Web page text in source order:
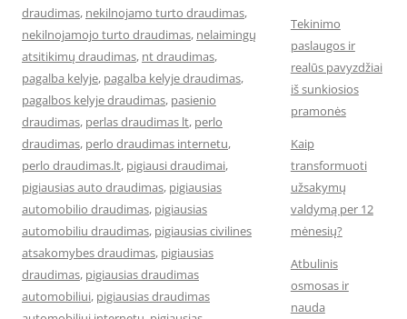
draudimas, nekilnojamo turto draudimas,
nekilnojamojo turto draudimas, nelaimingų
atsitikimų draudimas, nt draudimas,
pagalba kelyje, pagalba kelyje draudimas,
pagalbos kelyje draudimas, pasienio
draudimas, perlas draudimas lt, perlo
draudimas, perlo draudimas internetu,
perlo draudimas.lt, pigiausi draudimai,
pigiausias auto draudimas, pigiausias
automobilio draudimas, pigiausias
automobiliu draudimas, pigiausias civilines
atsakomybes draudimas, pigiausias
draudimas, pigiausias draudimas
automobiliui, pigiausias draudimas
Tekinimo
paslaugos ir
realūs pavyzdžiai
iš sunkiosios
pramonės
Kaip
transformuoti
užsakymų
valdymą per 12
mėnesių?
Atbulinis
osmosas ir
nauda